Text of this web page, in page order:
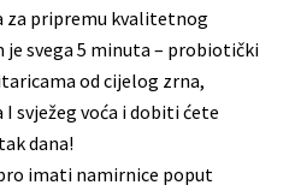
za pripremu kvalitetnog
je svega 5 minuta – probiotički
od cijelog zrna,
svježeg voća i dobiti ćete
dana!
imati namirnice poput